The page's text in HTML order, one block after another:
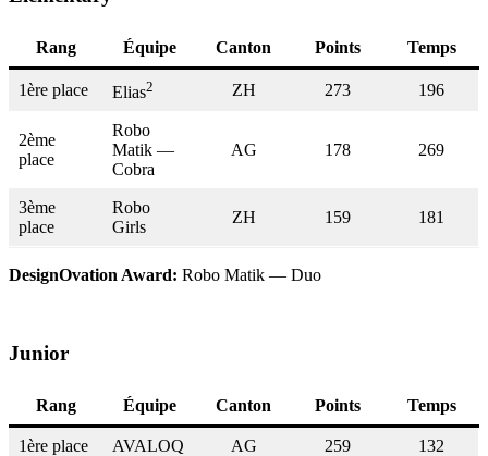
Rang Équipe Canton Points Temps
1ère place Elias2 ZH 273 196
2ème
place
Robo
Matik —
Cobra
AG 178 269
3ème
place
Robo
Girls
ZH 159 181
DesignOvation Award: Robo Matik — Duo
Junior
Rang Équipe Canton Points Temps
1ère place AVALOQ AG 259 132